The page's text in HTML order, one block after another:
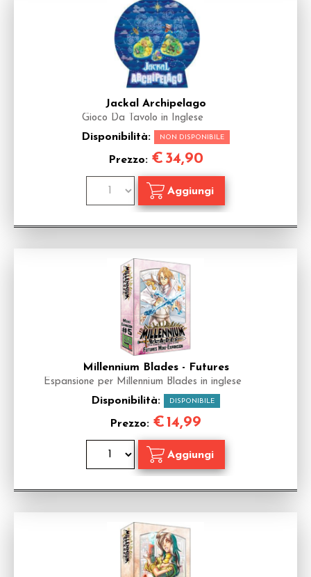
Jackal Archipelago
Gioco Da Tavolo in Inglese
Disponibilità: NON DISPONIBILE
Prezzo: € 34,90
Millennium Blades - Futures
Espansione per Millennium Blades in inglese
Disponibilità: DISPONIBILE
Prezzo: €14,99